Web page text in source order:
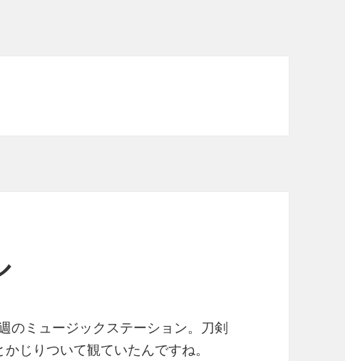
のミュージックステーション。刀剣
じりついて観ていたんですね。